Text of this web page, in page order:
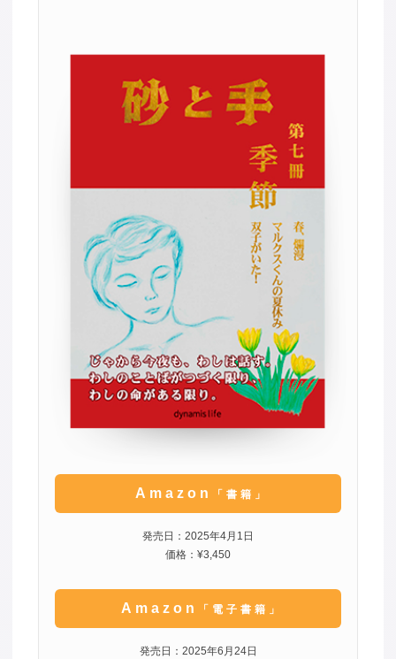
Amazon 「書籍」
発売日：2025年4月1日
価格：¥3,450
Amazon 「電子書籍」
発売日：2025年6月24日